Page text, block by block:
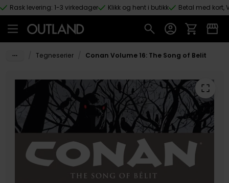
Hopp til hovedinnhold
Rask levering: 1-3 virkedager Klikk og hent i butikk Betal med kort,
Tegneserier Conan Volume 16: The Song of Belit